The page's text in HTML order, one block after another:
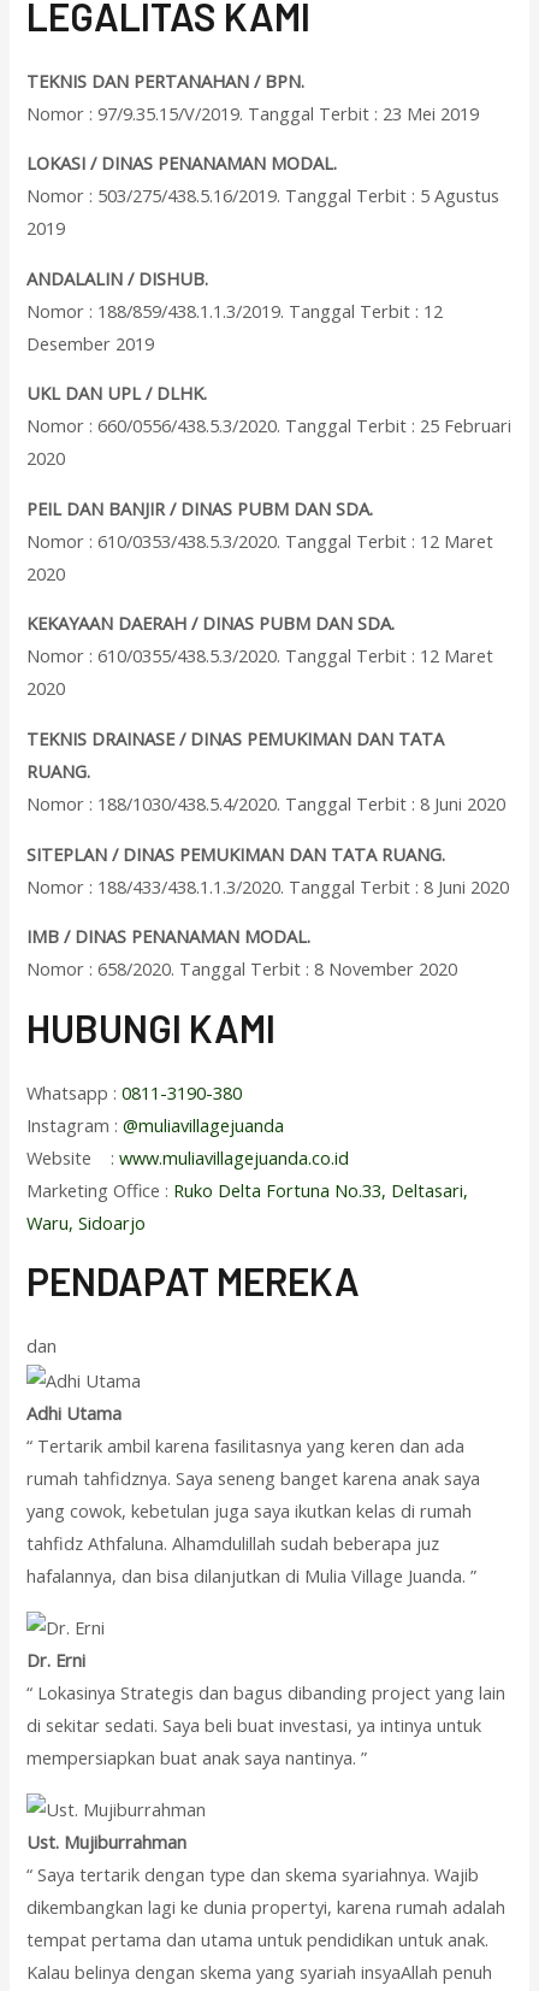
LEGALITAS KAMI
TEKNIS DAN PERTANAHAN / BPN.
Nomor : 97/9.35.15/V/2019. Tanggal Terbit : 23 Mei 2019
LOKASI / DINAS PENANAMAN MODAL.
Nomor : 503/275/438.5.16/2019. Tanggal Terbit : 5 Agustus
2019
ANDALALIN / DISHUB.
Nomor : 188/859/438.1.1.3/2019. Tanggal Terbit : 12
Desember 2019
UKL DAN UPL / DLHK.
Nomor : 660/0556/438.5.3/2020. Tanggal Terbit : 25 Februari
2020
PEIL DAN BANJIR / DINAS PUBM DAN SDA.
Nomor : 610/0353/438.5.3/2020. Tanggal Terbit : 12 Maret
2020
KEKAYAAN DAERAH / DINAS PUBM DAN SDA.
Nomor : 610/0355/438.5.3/2020. Tanggal Terbit : 12 Maret
2020
TEKNIS DRAINASE / DINAS PEMUKIMAN DAN TATA
RUANG.
Nomor : 188/1030/438.5.4/2020. Tanggal Terbit : 8 Juni 2020
SITEPLAN / DINAS PEMUKIMAN DAN TATA RUANG.
Nomor : 188/433/438.1.1.3/2020. Tanggal Terbit : 8 Juni 2020
IMB / DINAS PENANAMAN MODAL.
Nomor : 658/2020. Tanggal Terbit : 8 November 2020
HUBUNGI KAMI
Whatsapp :0811-3190-380
Instagram :@muliavillagejuanda
Website :www.muliavillagejuanda.co.id
Marketing Office : Ruko Delta Fortuna No.33, Deltasari,
Waru, Sidoarjo
PENDAPAT MEREKA
dan
Adhi Utama
“ Tertarik ambil karena fasilitasnya yang keren dan ada
rumah tahfidznya. Saya seneng banget karena anak saya
yang cowok, kebetulan juga saya ikutkan kelas di rumah
tahfidz Athfaluna. Alhamdulillah sudah beberapa juz
hafalannya, dan bisa dilanjutkan di Mulia Village Juanda. ”
Dr. Erni
“ Lokasinya Strategis dan bagus dibanding project yang lain
di sekitar sedati. Saya beli buat investasi, ya intinya untuk
mempersiapkan buat anak saya nantinya. ”
Ust. Mujiburrahman
“ Saya tertarik dengan type dan skema syariahnya. Wajib
dikembangkan lagi ke dunia propertyi, karena rumah adalah
tempat pertama dan utama untuk pendidikan untuk anak.
Kalau belinya dengan skema yang syariah insyaAllah penuh